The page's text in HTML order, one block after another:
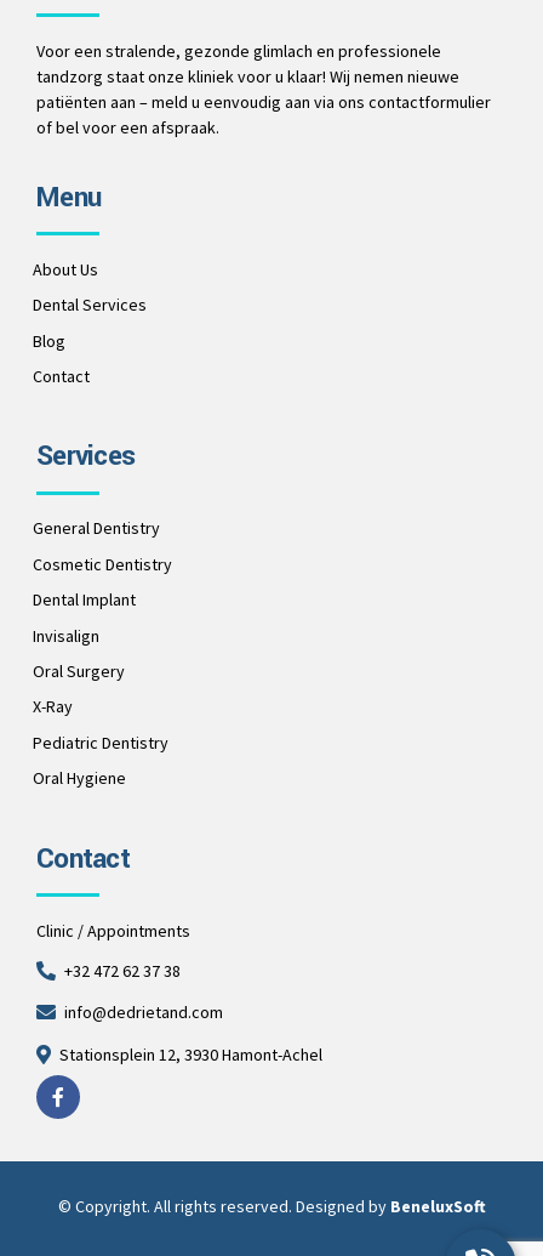
Voor een stralende, gezonde glimlach en professionele
tandzorg staat onze kliniek voor u klaar! Wij nemen nieuwe
patiënten aan – meld u eenvoudig aan via ons contactformulier
of bel voor een afspraak.
Menu
About Us
Dental Services
Blog
Contact
Services
General Dentistry
Cosmetic Dentistry
Dental Implant
Invisalign
Oral Surgery
X-Ray
Pediatric Dentistry
Oral Hygiene
Contact
Clinic / Appointments
+32 472 62 37 38
info@dedrietand.com
Stationsplein 12, 3930 Hamont-Achel
© Copyright. All rights reserved. Designed by BeneluxSoft